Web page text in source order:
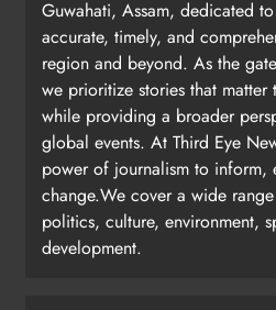
Guwahati, Assam, dedicated
accurate, timely, and
region and beyond. As the
we prioritize stories that
while providing a broader
global events. At Third Eye
power of journalism to inform,
change.We cover a wide
politics, culture, environment,
development.